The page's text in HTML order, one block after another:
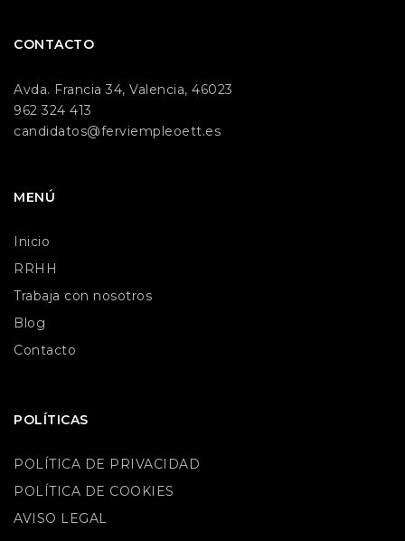
CONTACTO
Avda. Francia 34, Valencia, 46023
962 324 413
candidatos@ferviempleoett.es
MENÚ
Inicio
RRHH
Trabaja con nosotros
Blog
Contacto
POLÍTICAS
POLÍTICA DE PRIVACIDAD
POLÍTICA DE COOKIES
AVISO LEGAL